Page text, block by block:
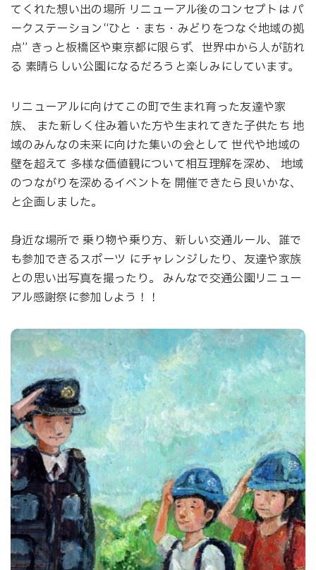
てくれた想い出の場所 リニューアル後のコンセプトは パ
ークステーション“ひと・まち・みどりをつなぐ地域の拠
点” きっと板橋区や東京都に限らず、世界中から人が訪れ
る 素晴らしい公園になるだろうと楽しみにしています。
リニューアルに向けてこの町で生まれ育った友達や家
族、 また新しく住み着いた方や生まれてきた子供たち 地
域のみんなの未来に向けた集いの会として 世代や地域の
壁を超えて 多様な価値観について相互理解を深め、 地域
のつながりを深めるイベントを 開催できたら良いかな、
と企画しました。
身近な場所で 乗り物や乗り方、新しい交通ルール、誰で
も参加できるスポーツ にチャレンジしたり、友達や家族
との思い出写真を撮ったり。 みんなで交通公園リニュー
アル感謝祭に参加しよう！！